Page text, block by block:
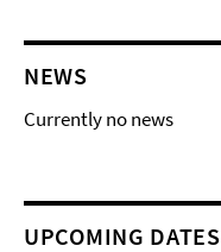
NEWS
Currently no news
UPCOMING DATES